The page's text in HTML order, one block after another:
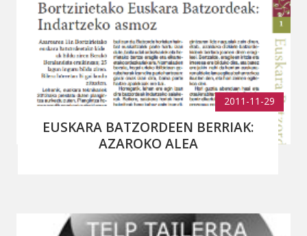
2011-11-29
EUSKARA BATZORDEEN BERRIAK:
AZAROKO ALEA